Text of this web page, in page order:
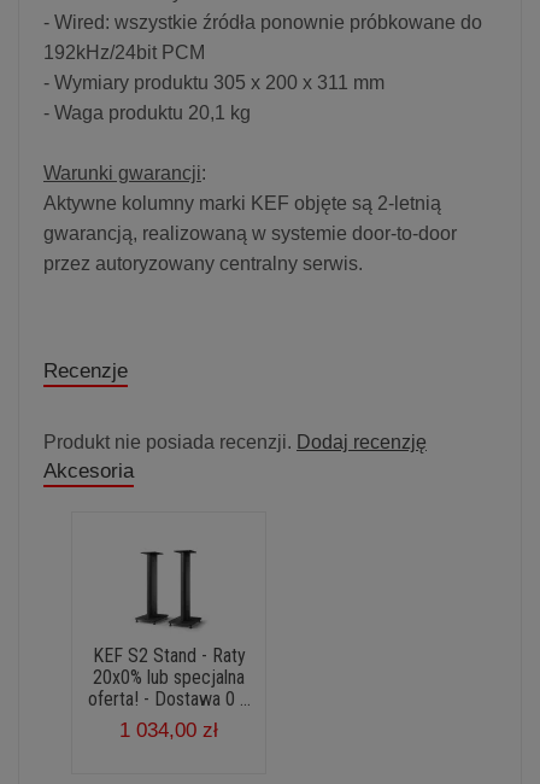
- Wired: wszystkie źródła ponownie próbkowane do
192kHz/24bit PCM
- Wymiary produktu 305 x 200 x 311 mm
- Waga produktu 20,1 kg
Warunki gwarancji:
Aktywne kolumny marki KEF objęte są 2-letnią
gwarancją, realizowaną w systemie door-to-door
przez autoryzowany centralny serwis.
Recenzje
Produkt nie posiada recenzji. Dodaj recenzję
Akcesoria
KEF S2 Stand - Raty
20x0% lub specjalna
oferta! - Dostawa 0 ...
1 034,00 zł